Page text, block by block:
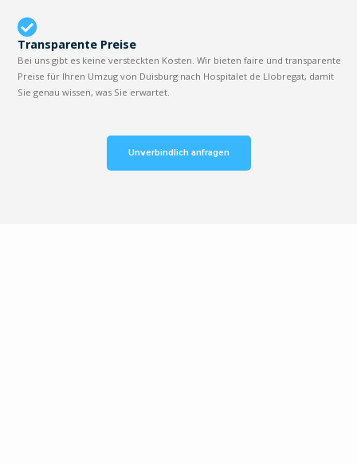
Transparente Preise
Bei uns gibt es keine versteckten Kosten. Wir bieten faire und transparente
Preise für Ihren Umzug von Duisburg nach Hospitalet de Llobregat, damit
Sie genau wissen, was Sie erwartet.
Unverbindlich anfragen